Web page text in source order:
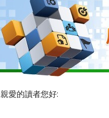
親愛的讀者您好: